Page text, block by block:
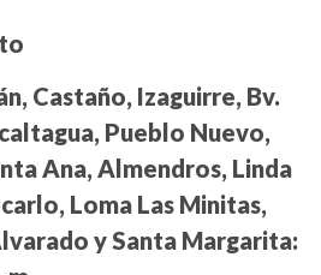
Castaño, Izaguirre, Bv.
Pueblo Nuevo,
Ana, Almendros, Linda
Loma Las Minitas,
y Santa Margarita: